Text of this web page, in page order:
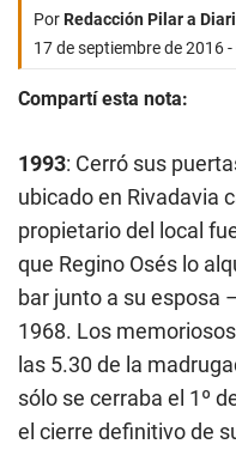
PorRedacción Pilar a
17 de septiembre de 2016 -
Compartí esta nota:
1993: Cerró sus
ubicado en Rivadavia
propietario del local
que Regino Osés lo
bar junto a su esposa
1968. Los
las 5.30 de la
sólo se cerraba el 1º
el cierre definitivo de